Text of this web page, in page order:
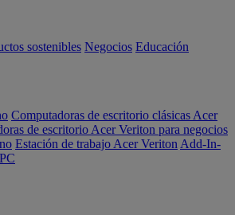
sostenibles Negocios Educación
Computadoras de escritorio clásicas Acer
de escritorio Acer Veriton para negocios
Estación de trabajo Acer Veriton Add-In-